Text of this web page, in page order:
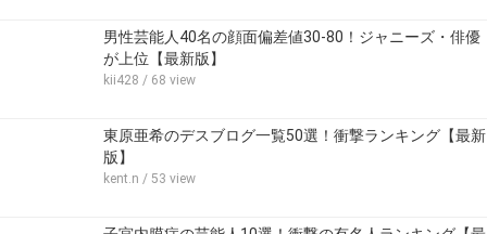
男性芸能人40名の顔面偏差値30-80！ジャニーズ・俳優
が上位【最新版】
kii428 / 68 view
東原亜希のデスブログ一覧50選！衝撃ランキング【最新
版】
kent.n / 53 view